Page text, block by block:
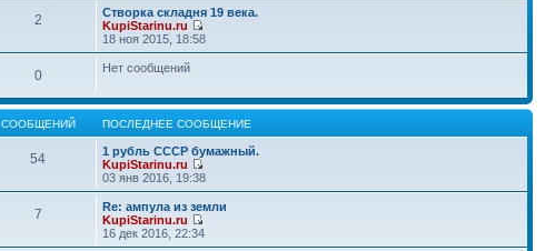
2
Створка складня 19 века.
KupiStarinu.ru
18 ноя 2015, 18:58
0 Нет сообщений
СООБЩЕНИЙ ПОСЛЕДНЕЕ СООБЩЕНИЕ
54
1 рубль СССР бумажный.
KupiStarinu.ru
03 янв 2016, 19:38
7
Re: ампула из земли
KupiStarinu.ru
16 дек 2016, 22:34